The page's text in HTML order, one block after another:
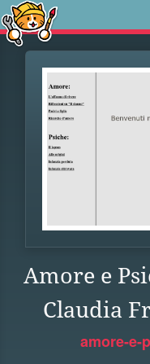
Amore e
Claudia
amore-e-